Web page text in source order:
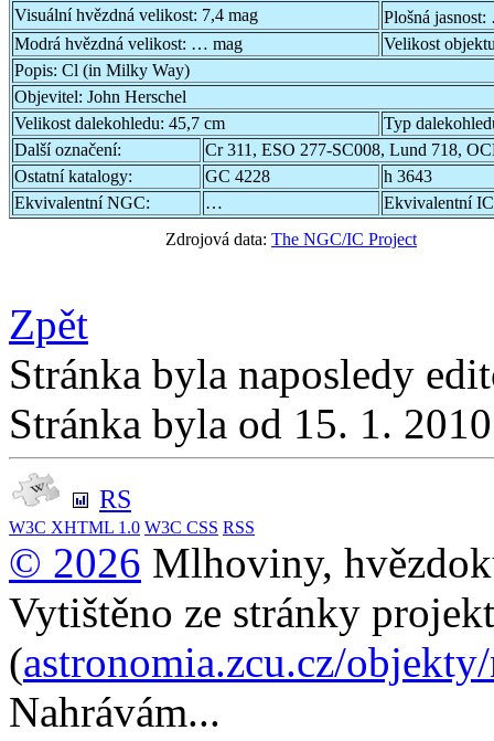
Visuální hvězdná velikost: 7,4 mag Plošná jasnost:
Modrá hvězdná velikost: … mag
Velikost
Popis: Cl (in Milky Way)
Objevitel: John Herschel
Velikost dalekohledu: 45,7 cm
Typ
Další označení:
Cr 311, ESO 277-SC008, Lund 718,
Ostatní katalogy:
GC 4228
h 3643
Ekvivalentní NGC:
…
Ekvivalentní
Zdrojová data: The NGC/IC Project
Zpět
Stránka byla naposledy
Stránka byla od 15. 1.
RS
W3C XHTML 1.0 W3C CSS RSS
© 2026 Mlhoviny,
Vytištěno ze stránky
(astronomia.zcu.cz/
Nahrávám...